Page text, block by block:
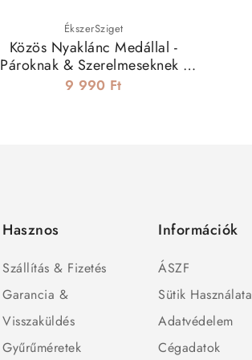
ÉkszerSziget
Közös Nyaklánc Medállal -
Pároknak & Szerelmeseknek -
Végtelen Szerelem
9 990 Ft
Hasznos
Szállítás & Fizetés
Garancia &
Visszaküldés
Gyűrűméretek
Információk
ÁSZF
Sütik Használata
Adatvédelem
Cégadatok